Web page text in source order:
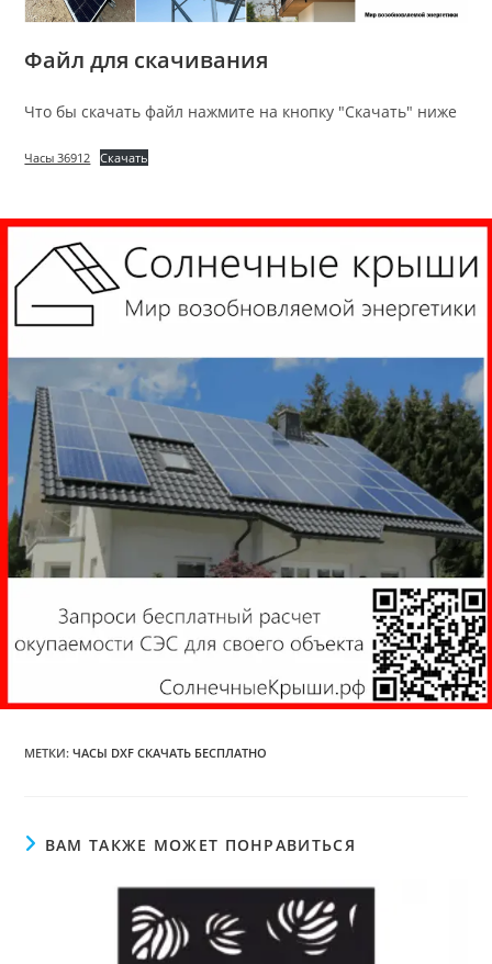
Файл для скачивания
Что бы скачать файл нажмите на кнопку "Скачать" ниже
Часы 36912 Скачать
МЕТКИ:ЧАСЫ DXF СКАЧАТЬ БЕСПЛАТНО
ВАМ ТАКЖЕ МОЖЕТ ПОНРАВИТЬСЯ